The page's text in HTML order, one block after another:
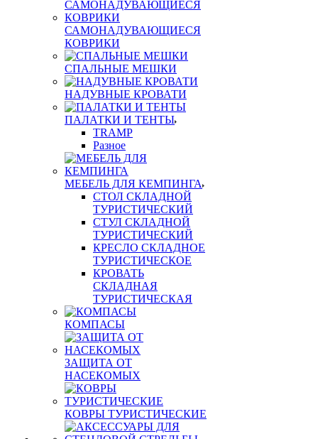
САМОНАДУВАЮЩИЕСЯ
КОВРИКИ
СПАЛЬНЫЕ МЕШКИ
НАДУВНЫЕ КРОВАТИ
ПАЛАТКИ И ТЕНТЫ
TRAMP
Разное
МЕБЕЛЬ ДЛЯ КЕМПИНГА
СТОЛ СКЛАДНОЙ
ТУРИСТИЧЕСКИЙ
СТУЛ СКЛАДНОЙ
ТУРИСТИЧЕСКИЙ
КРЕСЛО СКЛАДНОЕ
ТУРИСТИЧЕСКОЕ
КРОВАТЬ
СКЛАДНАЯ
ТУРИСТИЧЕСКАЯ
КОМПАСЫ
ЗАЩИТА ОТ
НАСЕКОМЫХ
КОВРЫ ТУРИСТИЧЕСКИЕ